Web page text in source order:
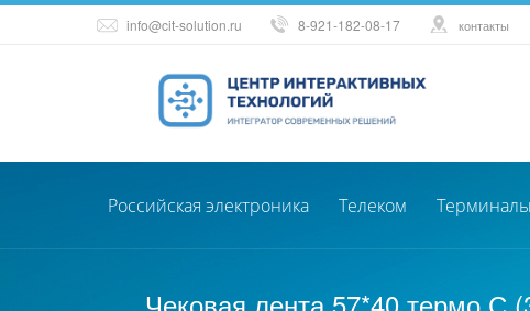
info@cit-solution.ru 8-921-182-08-17 контакты
Российская электроника Телеком Терминалы